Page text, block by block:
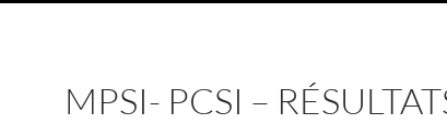
MPSI- PCSI –